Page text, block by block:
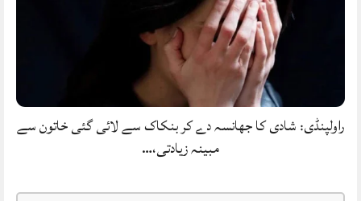
راولپنڈی: شادی کا جھانسہ دے کر بنکاک سے لائی گئی خاتون سے
مبینہ زیادتی،…